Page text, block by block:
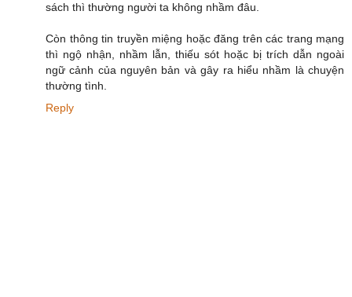
sách thì thường người ta không nhầm đâu.
Còn thông tin truyền miệng hoặc đăng trên các trang mạng
thì ngộ nhận, nhầm lẫn, thiếu sót hoặc bị trích dẫn ngoài
ngữ cảnh của nguyên bản và gây ra hiểu nhầm là chuyện
thường tình.
Reply